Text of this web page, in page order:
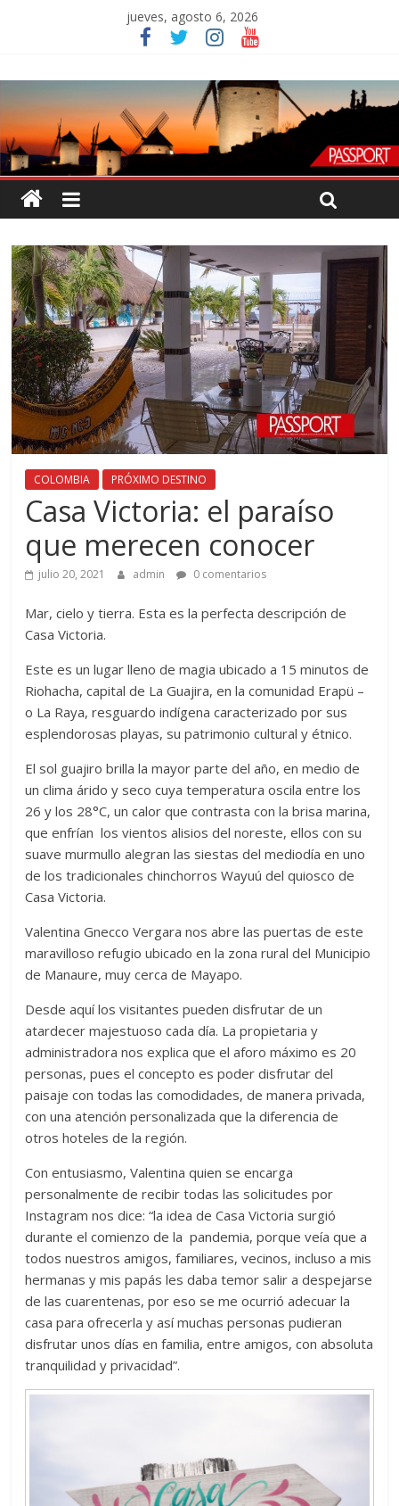
jueves, agosto 6, 2026
COLOMBIA PRÓXIMO DESTINO
Casa Victoria: el paraíso
que merecen conocer
julio 20, 2021 admin 0 comentarios
Mar, cielo y tierra. Esta es la perfecta descripción de
Casa Victoria.
Este es un lugar lleno de magia ubicado a 15 minutos de
Riohacha, capital de La Guajira, en la comunidad Erapü –
o La Raya, resguardoindígena caracterizado por sus
esplendorosas playas, su patrimonio cultural y étnico.
El sol guajiro brilla la mayor parte del año, en medio de
un clima árido y seco cuya temperatura oscila entre los
26 y los 28°C, un calor que contrasta con la brisa marina,
que enfrían los vientos alisios del noreste, ellos con su
suave murmullo alegran las siestas del mediodía en uno
de los tradicionales chinchorros Wayuú del quiosco de
Casa Victoria.
Valentina Gnecco Vergara nos abre las puertas de este
maravilloso refugio ubicado en la zona rural del Municipio
de Manaure, muy cerca de Mayapo.
Desde aquí los visitantes pueden disfrutar de un
atardecer majestuoso cada día. La propietaria y
administradora nos explica que el aforo máximo es 20
personas, pues el concepto es poder disfrutar del
paisaje con todas las comodidades, de manera privada,
con una atención personalizada que la diferencia de
otros hoteles de la región.
Con entusiasmo, Valentina quien se encarga
personalmente de recibir todas las solicitudes por
Instagram nos dice: “la idea de Casa Victoria surgió
durante el comienzo de la pandemia, porque veía que a
todos nuestros amigos, familiares, vecinos, incluso a mis
hermanas y mis papás les daba temor salir a despejarse
de las cuarentenas, por eso se me ocurrió adecuar la
casa para ofrecerla y así muchas personas pudieran
disfrutar unos días en familia, entre amigos, con absoluta
tranquilidad y privacidad”.